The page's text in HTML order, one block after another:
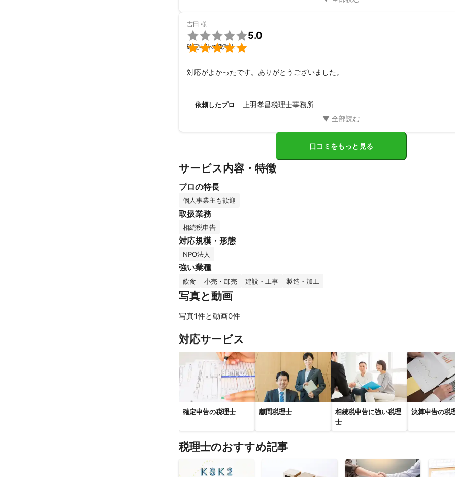
吉田 様


5.0
確定申告の税理士
対応がよかったです。ありがとうございました。
依頼したプロ 上羽孝昌税理士事務所
口コミをもっと見る
サービス内容・特徴
プロの特長
個人事業主も歓迎
取扱業務
相続税申告
対応規模・形態
NPO法人
強い業種
飲食 小売・卸売 建設・工事 製造・加工
写真と動画
写真1件と動画0件
対応サービス
確定申告の税理士 顧問税理士
相続税申告に強い税理
士
決算申告の税
税理士のおすすめ記事